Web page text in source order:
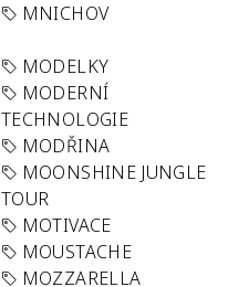
MNICHOV
MODELKY
MODERNÍ
TECHNOLOGIE
MODŘINA
MOONSHINE JUNGLE
TOUR
MOTIVACE
MOUSTACHE
MOZZARELLA